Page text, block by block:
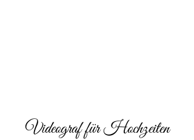
Videograf für Hochzeiten